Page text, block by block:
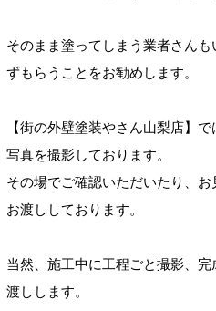
そのまま塗ってしまう業者さん
ずもらうことをお勧めします。
【街の外壁塗装やさん山梨店】
写真を撮影しております。
その場でご確認いただいたり、
お渡ししております。
当然、施工中に工程ごと撮影、
渡しします。